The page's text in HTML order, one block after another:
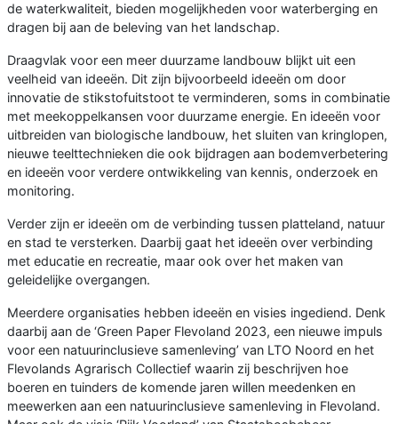
de waterkwaliteit, bieden mogelijkheden voor waterberging en
dragen bij aan de beleving van het landschap.
Draagvlak voor een meer duurzame landbouw blijkt uit een
veelheid van ideeën. Dit zijn bijvoorbeeld ideeën om door
innovatie de stikstofuitstoot te verminderen, soms in combinatie
met meekoppelkansen voor duurzame energie. En ideeën voor
uitbreiden van biologische landbouw, het sluiten van kringlopen,
nieuwe teelttechnieken die ook bijdragen aan bodemverbetering
en ideeën voor verdere ontwikkeling van kennis, onderzoek en
monitoring.
Verder zijn er ideeën om de verbinding tussen platteland, natuur
en stad te versterken. Daarbij gaat het ideeën over verbinding
met educatie en recreatie, maar ook over het maken van
geleidelijke overgangen.
Meerdere organisaties hebben ideeën en visies ingediend. Denk
daarbij aan de ‘Green Paper Flevoland 2023, een nieuwe impuls
voor een natuurinclusieve samenleving’ van LTO Noord en het
Flevolands Agrarisch Collectief waarin zij beschrijven hoe
boeren en tuinders de komende jaren willen meedenken en
meewerken aan een natuurinclusieve samenleving in Flevoland.